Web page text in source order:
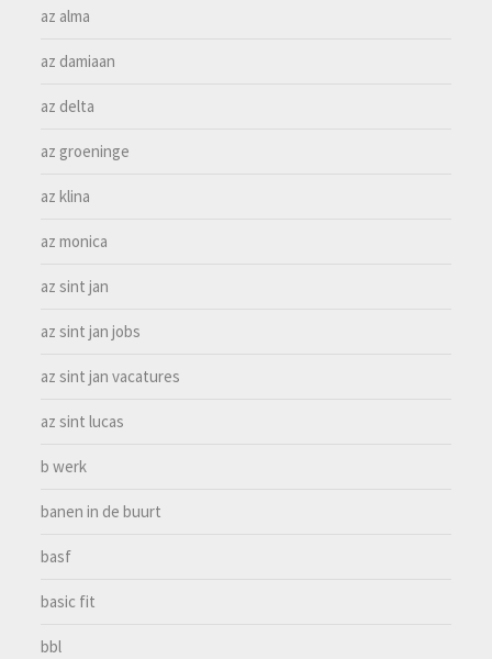
az alma
az damiaan
az delta
az groeninge
az klina
az monica
az sint jan
az sint jan jobs
az sint jan vacatures
az sint lucas
b werk
banen in de buurt
basf
basic fit
bbl